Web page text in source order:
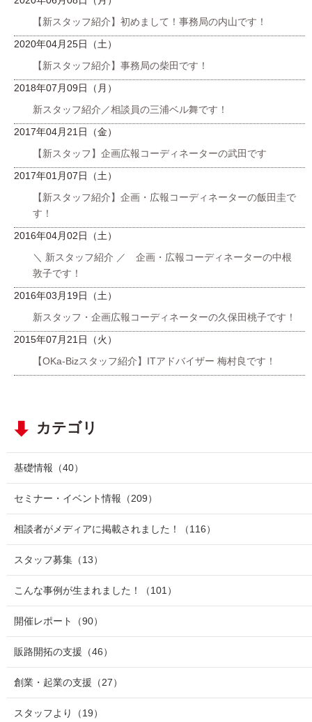
【新スタッフ紹介】初めまして！事務局の内山です！
2020年04月25日（土）
【新スタッフ紹介】事務局の柴田です！
2018年07月09日（月）
新スタッフ紹介／相談員の三浦ベル舞です！
2017年04月21日（金）
【新スタッフ】企画広報コーディネーターの武田です
2017年01月07日（土）
【新スタッフ紹介】企画・広報コーディネーターの飯田圭で
す！
2016年04月02日（土）
＼ 新スタッフ紹介 ／ 企画・広報コーディネーターの中根
敦子です！
2016年03月19日（土）
新スタッフ・企画広報コーディネーターの久保田桃子です！
2015年07月21日（火）
【OKa-Bizスタッフ紹介】ITアドバイザー 梅村良です！
カテゴリ
基礎情報 （40）
セミナー・イベント情報 （209）
相談者がメディアに掲載されました！ （116）
スタッフ募集 （13）
こんな事例が生まれました！ （101）
開催レポート （90）
販路開拓の支援 （46）
創業・起業の支援 （27）
スタッフより （19）